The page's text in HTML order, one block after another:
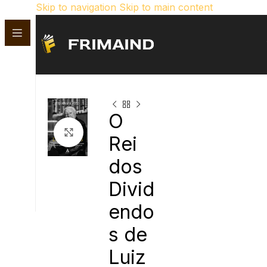
Skip to navigation Skip to main content
Click para aumentar
O
Rei
dos
Divid
endo
s de
Luiz